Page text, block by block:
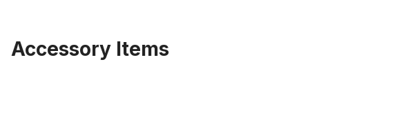
Accessory Items